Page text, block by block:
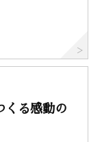
くる感動の